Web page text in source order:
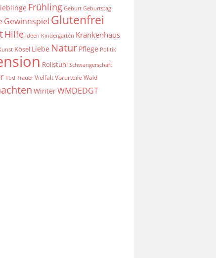
Frühling Geburt Geburtstag
Gewinnspiel Glutenfrei
Hilfe Ideen Kindergarten Krankenhaus
Kösel Liebe Natur Pflege Politik
Rollstuhl Schwangerschaft
Tod Trauer VielfaltVorurteile Wald
WinterWMDEDGT